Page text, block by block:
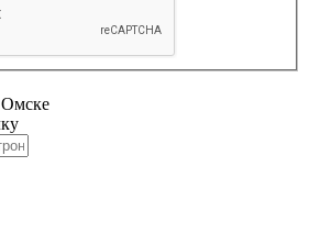
Омске